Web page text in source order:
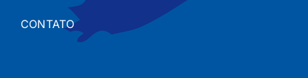
CONTATO